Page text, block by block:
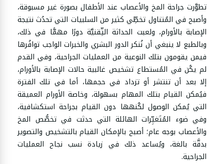
تطوَّرت جراحة المخ والأعصاب عند الأطفال بصورة غير مسبوقة،
وأصبح في المُتناول تخطِّي كثير من السلبيات التي تحدُث نتيجة
الإصابة بالأورام، ولعبت الحداثة التِّقنيَّة دورًا مهمًّا في ذلك،
وبالطبع لا ينبغي أن نُنكر الدور البشري والخبرات الواجب توافُرها
فيمن يقومون بتلك النوعية من العمليات الجراحية، وفي القدم
لم يكُن في المُستطاع تشخيص غالبية حالات الإصابة بالأورام،
إلا بعد أن تنتشر أو تزداد في حجمها، أما في تلك الفترة
فيُمكن القيام بتلك المهام بسهولة، وخاصة الأورام العميقة
التي يُمكن الوصول لكُنهها دون القيام بجراحة استكشافية،
وفي ضوء المُتَغيِّرات الهائلة التي حدثت في تخصُّص المخ
والأعصاب بوجه عام؛ أصبح بالإمكان القيام بالتشخيص والتصوير
بدقَّة بالغة، ويُساعد ذلك في زيادة نسب نجاح العمليات
الجراحية.